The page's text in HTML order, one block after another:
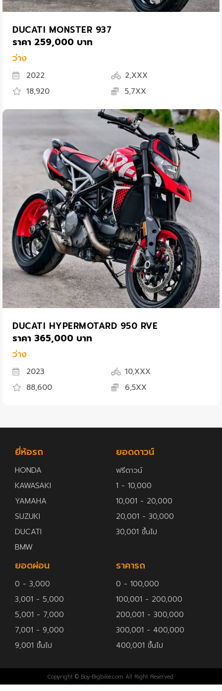
DUCATI MONSTER 937
ราคา 259,000 บาท
ว่าง
2022
2,XXX
18,920
5,7XX
DUCATI HYPERMOTARD 950 RVE
ราคา 365,000 บาท
ว่าง
2023
10,XXX
88,600
6,5XX
ยี่ห้อรถ
HONDA
KAWASAKI
YAMAHA
SUZUKI
DUCATI
BMW
ยอดดาวน์
ฟรีดาวน์
1 - 10,000
10,001 - 20,000
20,001 - 30,000
30,001 ขึ้นไป
ยอดผ่อน
0 - 3,000
3,001 - 5,000
5,001 - 7,000
7,001 - 9,000
9,001 ขึ้นไป
ราคารถ
0 - 100,000
100,001 - 200,000
200,001 - 300,000
300,001 - 400,000
400,001 ขึ้นไป
Copyright © Boy-Bigbike.com All Right Reserved.